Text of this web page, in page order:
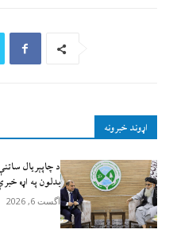
اړوند خبرونه
د چاپېریال
بدلون په اړه
آگست 6, 2026